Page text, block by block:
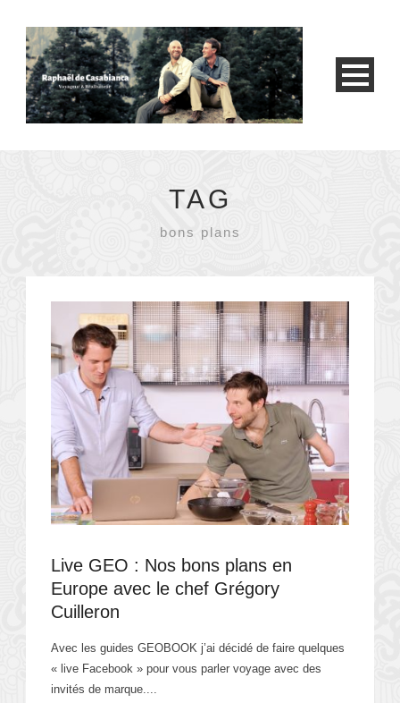
TAG
bons plans
Live GEO : Nos bons plans en
Europe avec le chef Grégory
Cuilleron
Avec les guides GEOBOOK j’ai décidé de faire quelques
« live Facebook » pour vous parler voyage avec des
invités de marque....